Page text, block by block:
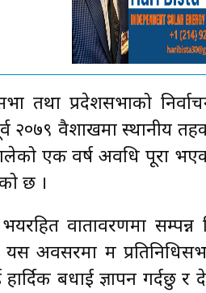
तथा प्रदेशसभाको
वैशाखमा स्थानीय
एक वर्ष अवधि पूरा
छ ।
वातावरणमा
अवसरमा म
बधाई ज्ञापन गर्दछु र